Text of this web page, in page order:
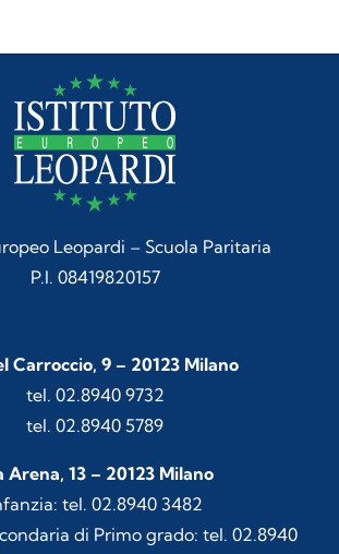
Leopardi – Scuola Paritaria
P.I. 08419820157
Carroccio, 9 – 20123 Milano
tel. 02.8940 9732
tel. 02.8940 5789
Arena, 13 – 20123 Milano
tel. 02.8940 3482
di Primo grado: tel. 02.8940